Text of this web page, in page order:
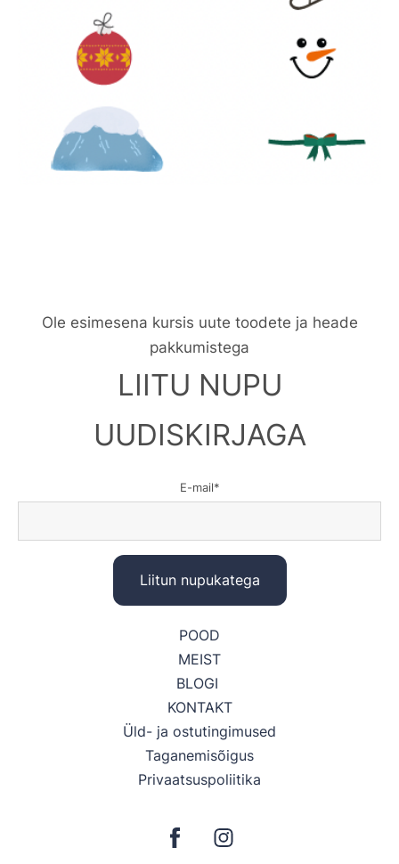
Ole esimesena kursis uute toodete ja heade
pakkumistega
LIITU NUPU
UUDISKIRJAGA
E-mail
POOD
MEIST
BLOGI
KONTAKT
Üld- ja ostutingimused
Taganemisõigus
Privaatsuspoliitika